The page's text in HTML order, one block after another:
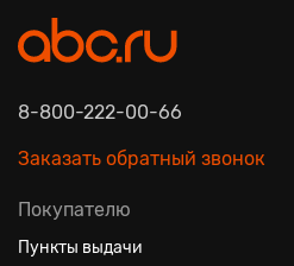
8-800-222-00-66
Заказать обратный звонок
Покупателю
Пункты выдачи